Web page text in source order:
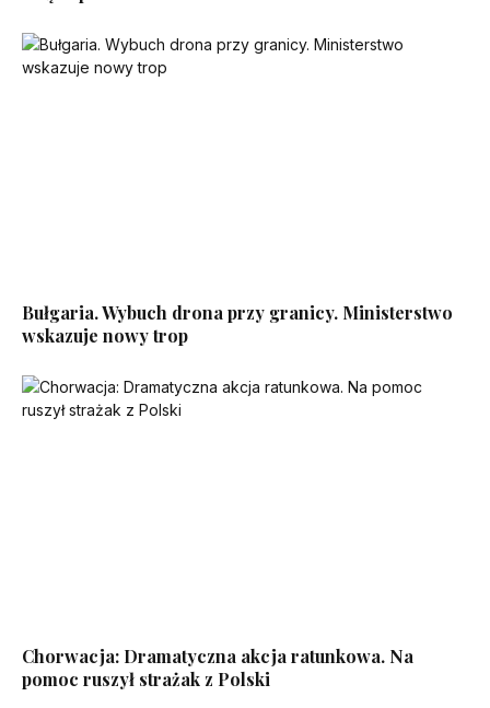
Bułgaria. Wybuch drona przy granicy. Ministerstwo
wskazuje nowy trop
Chorwacja: Dramatyczna akcja ratunkowa. Na
pomoc ruszył strażak z Polski